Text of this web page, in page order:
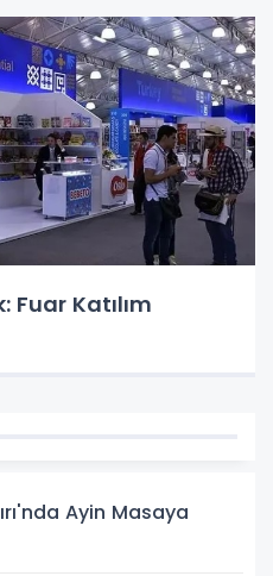
Fuar Katılım
Ayin Masaya